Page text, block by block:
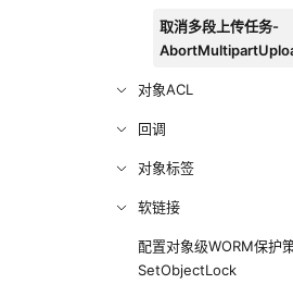
取消多段上传任务-
对象ACL
回调
对象标签
软链接
配置对象级WORM保护
SetObjectLock